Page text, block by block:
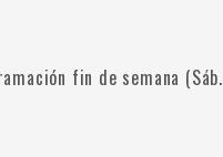
fin de semana (Sáb.